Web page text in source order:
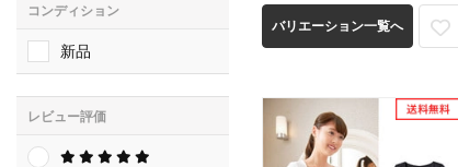
コンディション
新品
レビュー評価
バリエーション一覧へ